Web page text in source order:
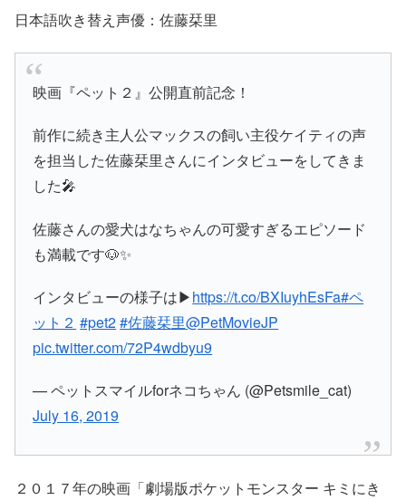
日本語吹き替え声優：佐藤栞里
映画『ペット２』公開直前記念！
前作に続き主人公マックスの飼い主役ケイティの声
を担当した佐藤栞里さんにインタビューをしてきま
した🎤
佐藤さんの愛犬はなちゃんの可愛すぎるエピソード
も満載です🐶✨
インタビューの様子は▶https://t.co/BXIuyhEsFa#ペ
ット２ #pet2#佐藤栞里@PetMovieJP
pic.twitter.com/72P4wdbyu9
— ペットスマイルforネコちゃん (@Petsmile_cat)
July 16, 2019
２０１７年の映画「劇場版ポケットモンスター キミにき